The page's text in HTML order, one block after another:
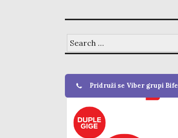
for:
Pridruži se Viber grupi Bife